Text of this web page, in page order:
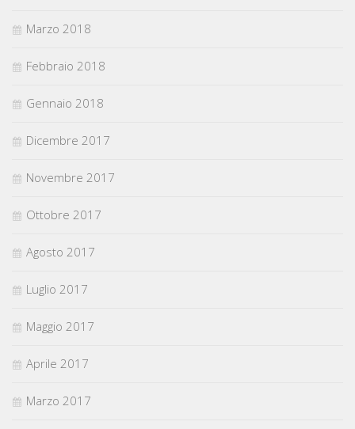
Marzo 2018
Febbraio 2018
Gennaio 2018
Dicembre 2017
Novembre 2017
Ottobre 2017
Agosto 2017
Luglio 2017
Maggio 2017
Aprile 2017
Marzo 2017